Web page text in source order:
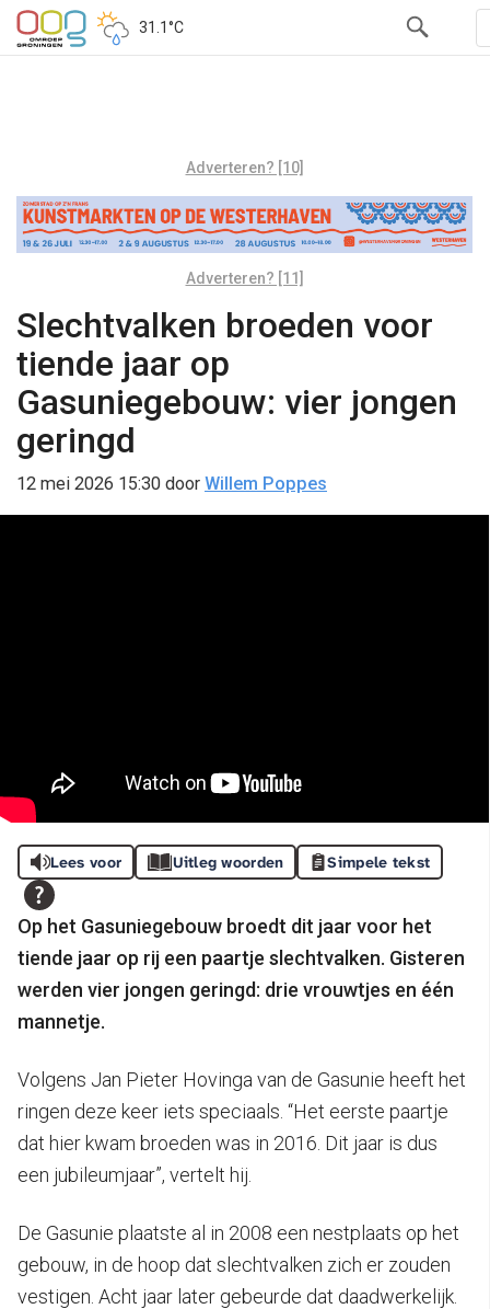
31.1°C
Adverteren? [10]
Adverteren? [11]
Slechtvalken broeden voor
tiende jaar op
Gasuniegebouw: vier jongen
geringd
12 mei 2026 15:30 door Willem Poppes
Lees voor Uitleg woorden Simpele tekst
Op het Gasuniegebouw broedt dit jaar voor het
tiende jaar op rij een paartje slechtvalken. Gisteren
werden vier jongen geringd: drie vrouwtjes en één
mannetje.
Volgens Jan Pieter Hovinga van de Gasunie heeft het
ringen deze keer iets speciaals. “Het eerste paartje
dat hier kwam broeden was in 2016. Dit jaar is dus
een jubileumjaar”, vertelt hij.
De Gasunie plaatste al in 2008 een nestplaats op het
gebouw, in de hoop dat slechtvalken zich er zouden
vestigen. Acht jaar later gebeurde dat daadwerkelijk.